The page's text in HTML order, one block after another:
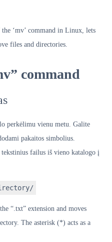
‘mv’ command in Linux, lets
files and directories.
command
perkėlimu vienu metu. Galite
pakaitos simbolius.
failus iš vieno katalogo į
“.txt” extension and moves
The asterisk (*) acts as a